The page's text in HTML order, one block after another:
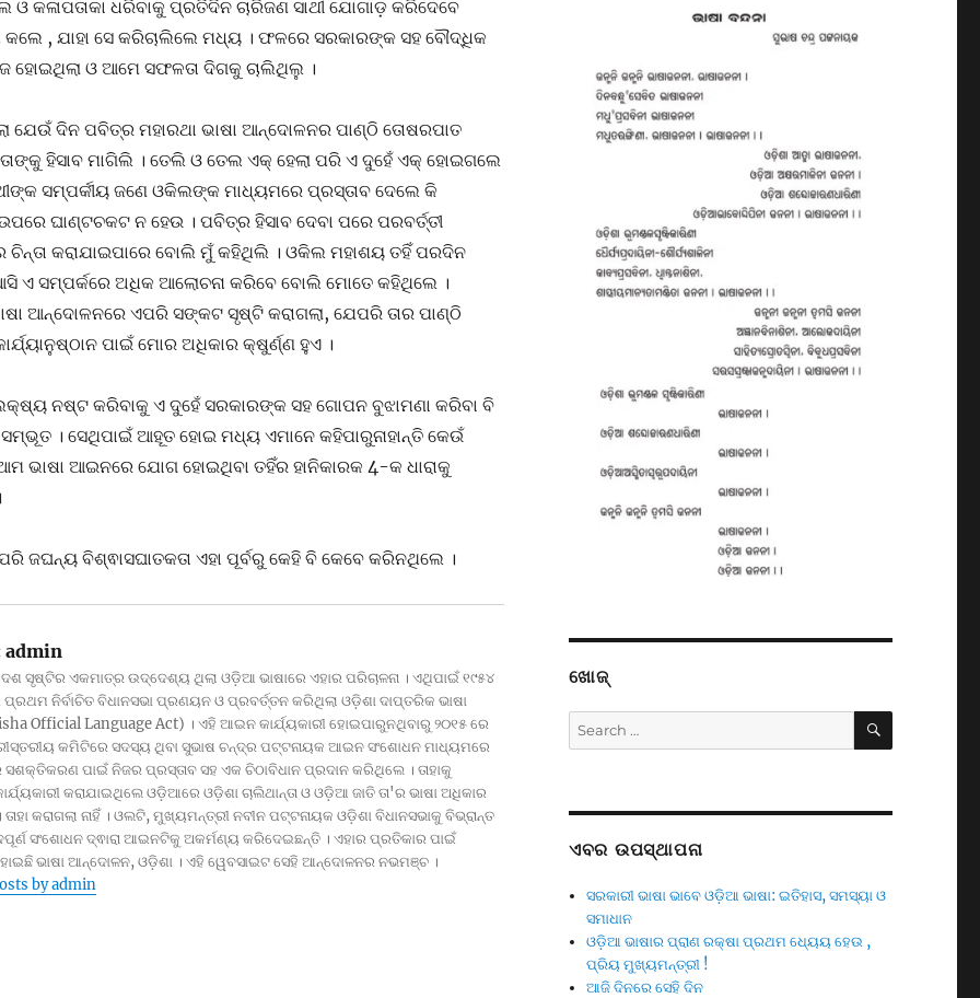
ଓ କଳାପତାକା ଧରିବାକୁ ପ୍ରତିଦିନ ଚାରିଜଣ ସାଥୀ ଯୋଗାଡ଼ କରିଦେବେ
, ଯାହା ସେ କରିଚାଲିଲେ ମଧ୍ୟ । ଫଳରେ ସରକାରଙ୍କ ସହ ବୌଦ୍ଧିକ
ହୋଇଥିଲା ଓ ଆମେ ସଫଳତା ଦିଗକୁ ଚାଲିଥିଲୁ ।
ଯେଉଁ ଦିନ ପବିତ୍ର ମହାରଥା ଭାଷା ଆନ୍ଦୋଳନର ପାଣ୍ଠି ତୋଷରପାତ
ହିସାବ ମାଗିଲି । ତେଲି ଓ ତେଲ ଏକ୍ ହେଲା ପରି ଏ ଦୁହେଁ ଏକ୍ ହୋଇଗଲେ
ସମ୍ପର୍କୀୟ ଜଣେ ଓକିଲଙ୍କ ମାଧ୍ୟମରେ ପ୍ରସ୍ତାବ ଦେଲେ କି
ଘାଣ୍ଟଚକଟ ନ ହେଉ । ପବିତ୍ର ହିସାବ ଦେବା ପରେ ପରବର୍ତ୍ତୀ
ଚିନ୍ତା କରାଯାଇପାରେ ବୋଲି ମୁଁ କହିଥିଲି । ଓକିଲ ମହାଶୟ ତହିଁ ପରଦିନ
ଏ ସମ୍ପର୍କରେ ଅଧିକ ଆଲୋଚନା କରିବେ ବୋଲି ମୋତେ କହିଥିଲେ ।
ଆନ୍ଦୋଳନରେ ଏପରି ସଙ୍କଟ ସୃଷ୍ଟି କରାଗଲା, ଯେପରି ତାର ପାଣ୍ଠି
ପାଇଁ ମୋର ଅଧିକାର କ୍ଷୁର୍ଣ୍ଣ ହୁଏ ।
ନଷ୍ଟ କରିବାକୁ ଏ ଦୁହେଁ ସରକାରଙ୍କ ସହ ଗୋପନ ବୁଝାମଣା କରିବା ବି
ସମ୍ଭୂତ । ସେଥିପାଇଁ ଆହୂତ ହୋଇ ମଧ୍ୟ ଏମାନେ କହିପାରୁନାହାନ୍ତି କେଉଁ
ଭାଷା ଆଇନରେ ଯୋଗ ହୋଇଥିବା ତହିଁର ହାନିକାରକ 4-କ ଧାରାକୁ
ଜଘନ୍ୟ ବିଶ୍ଵାସଘାତକତା ଏହା ପୂର୍ବରୁ କେହି ବି କେବେ କରିନଥିଲେ ।
admin
ସୃଷ୍ଟିର ଏକମାତ୍ର ଉଦ୍ଦେଶ୍ୟ ଥିଲା ଓଡ଼ିଆ ଭାଷାରେ ଏହାର ପରିଚାଳନା । ଏଥିପାଇଁ ୧୯୫୪
ନିର୍ବାଚିତ ବିଧାନସଭା ପ୍ରଣୟନ ଓ ପ୍ରବର୍ତ୍ତନ କରିଥିଲା ଓଡ଼ିଶା ଦାପ୍ତରିକ ଭାଷା
Official Language Act) । ଏହି ଆଇନ କାର୍ଯ୍ୟକାରୀ ହୋଇପାରୁନଥିବାରୁ ୨୦୧୫ ରେ
କମିଟିରେ ସଦସ୍ୟ ଥିବା ସୁଭାଷ ଚନ୍ଦ୍ର ପଟ୍ଟନାୟକ ଆଇନ ସଂଶୋଧନ ମାଧ୍ୟମରେ
ପାଇଁ ନିଜର ପ୍ରସ୍ତାବ ସହ ଏକ ଚିଠାବିଧାନ ପ୍ରଦାନ କରିଥିଲେ । ତାହାକୁ
କରାଯାଇଥିଲେ ଓଡ଼ିଆରେ ଓଡ଼ିଶା ଚାଲିଥାନ୍ତା ଓ ଓଡ଼ିଆ ଜାତି ତା'ର ଭାଷା ଅଧିକାର
ତାହା କରାଗଲା ନାହିଁ । ଓଲଟି, ମୁଖ୍ୟମନ୍ତ୍ରୀ ନବୀନ ପଟ୍ଟନାୟକ ଓଡ଼ିଶା ବିଧାନସଭାକୁ ବିଭ୍ରାନ୍ତ
ସଂଶୋଧନ ଦ୍ଵାରା ଆଇନଟିକୁ ଅକର୍ମଣ୍ୟ କରିଦେଇଛନ୍ତି । ଏହାର ପ୍ରତିକାର ପାଇଁ
ଭାଷା ଆନ୍ଦୋଳନ, ଓଡ଼ିଶା । ଏହି ୱେବସାଇଟ ସେହି ଆନ୍ଦୋଳନର ନଭମଞ୍ଚ ।
by admin
ଖୋଜ୍
Search
for:
SEARCH
ଏବର ଉପସ୍ଥାପନା
ସରକାରୀ ଭାଷା ଭାବେ ଓଡ଼ିଆ ଭାଷା: ଇତିହାସ, ସମସ୍ୟା ଓ
ସମାଧାନ
ଓଡ଼ିଆ ଭାଷାର ପ୍ରାଣ ରକ୍ଷା ପ୍ରଥମ ଧ୍ୟେୟ ହେଉ ,
ପ୍ରିୟ ମୁଖ୍ୟମନ୍ତ୍ରୀ !
ଆଜି ଦିନରେ ସେହି ଦିନ